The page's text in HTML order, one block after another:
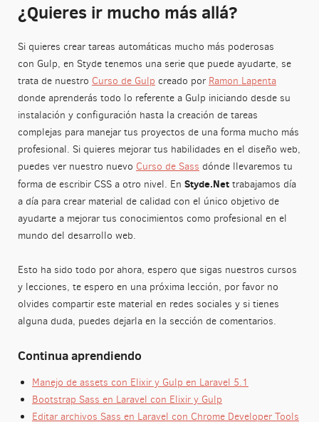
¿Quieres ir mucho más allá?
Si quieres crear tareas automáticas mucho más poderosas
con Gulp, en Styde tenemos una serie que puede ayudarte, se
trata de nuestro Curso de Gulp creado por Ramon Lapenta
donde aprenderás todo lo referente a Gulp iniciando desde su
instalación y configuración hasta la creación de tareas
complejas para manejar tus proyectos de una forma mucho más
profesional. Si quieres mejorar tus habilidades en el diseño web,
puedes ver nuestro nuevo Curso de Sass dónde llevaremos tu
forma de escribir CSS a otro nivel. En Styde.Nettrabajamos día
a día para crear material de calidad con el único objetivo de
ayudarte a mejorar tus conocimientos como profesional en el
mundo del desarrollo web.
Esto ha sido todo por ahora, espero que sigas nuestros cursos
y lecciones, te espero en una próxima lección, por favor no
olvides compartir este material en redes sociales y si tienes
alguna duda, puedes dejarla en la sección de comentarios.
Continua aprendiendo
Manejo de assets con Elixir y Gulp en Laravel 5.1
Bootstrap Sass en Laravel con Elixir y Gulp
Editar archivos Sass en Laravel con Chrome Developer Tools